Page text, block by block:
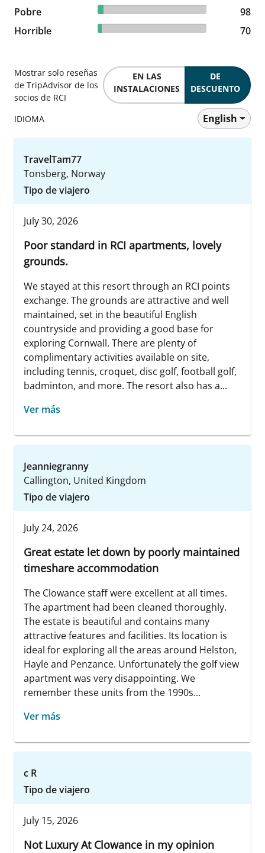
Pobre 5.07% reviewed Pobre
98 reviews
98
Horrible
3.62% reviewed Horrible
70 reviews 70
Mostrar solo reseñas
de TripAdvisor de los
socios de RCI
EN LAS
INSTALACIONES
DE
DESCUENTO
IDIOMA English
TravelTam77
Tonsberg, Norway
Tipo de viajero
July 30, 2026
Poor standard in RCI apartments, lovely
grounds.
We stayed at this resort through an RCI points
exchange. The grounds are attractive and well
maintained, set in the beautiful English
countryside and providing a good base for
exploring Cornwall. There are plenty of
complimentary activities available on site,
including tennis, croquet, disc golf, football golf,
badminton, and more. The resort also has a...
Ver más
Jeanniegranny
Callington, United Kingdom
Tipo de viajero
July 24, 2026
Great estate let down by poorly maintained
timeshare accommodation
The Clowance staff were excellent at all times.
The apartment had been cleaned thoroughly.
The estate is beautiful and contains many
attractive features and facilities. Its location is
ideal for exploring all the areas around Helston,
Hayle and Penzance. Unfortunately the golf view
apartment was very disappointing. We
remember these units from the 1990s...
Ver más
c R
Tipo de viajero
July 15, 2026
Not Luxury At Clowance in my opinion